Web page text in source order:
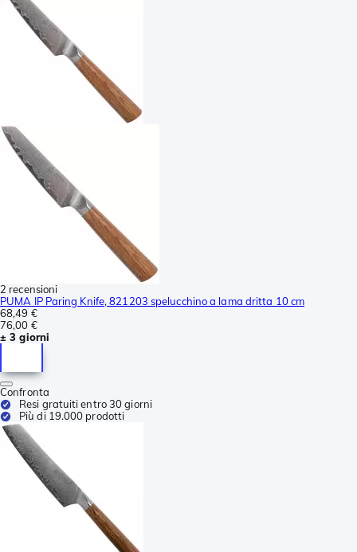
2 recensioni
PUMA IP Paring Knife, 821203 spelucchino a lama dritta 10 cm
68,49 €
76,00 €
± 3 giorni
Confronta
Resi gratuiti entro 30 giorni
Più di 19.000 prodotti